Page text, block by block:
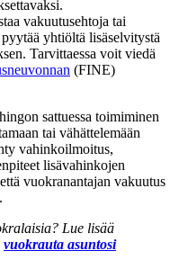
vakuutusehtoja tai
yhtiöltä lisäselvitystä
Tarvittaessa voit viedä
(FINE)
sattuessa toimiminen
tai vähättelemään
vahinkoilmoitus,
lisävahinkojen
vuokranantajan vakuutus
Lue lisää
vuokrauta asuntosi